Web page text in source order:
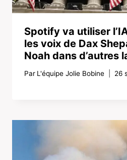
Spotify va utiliser
les voix de Dax
Noah dans d’autres
Par L'équipe Jolie Bobine 26